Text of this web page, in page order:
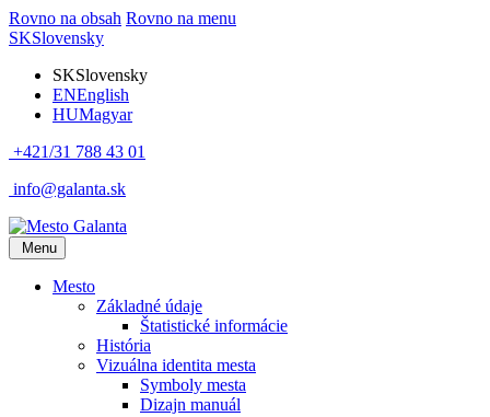
Rovno na obsah Rovno na menu
SKSlovensky
SKSlovensky
ENEnglish
HUMagyar
+421/31 788 43 01
info@galanta.sk
Menu
Mesto
Základné údaje
Štatistické informácie
História
Vizuálna identita mesta
Symboly mesta
Dizajn manuál